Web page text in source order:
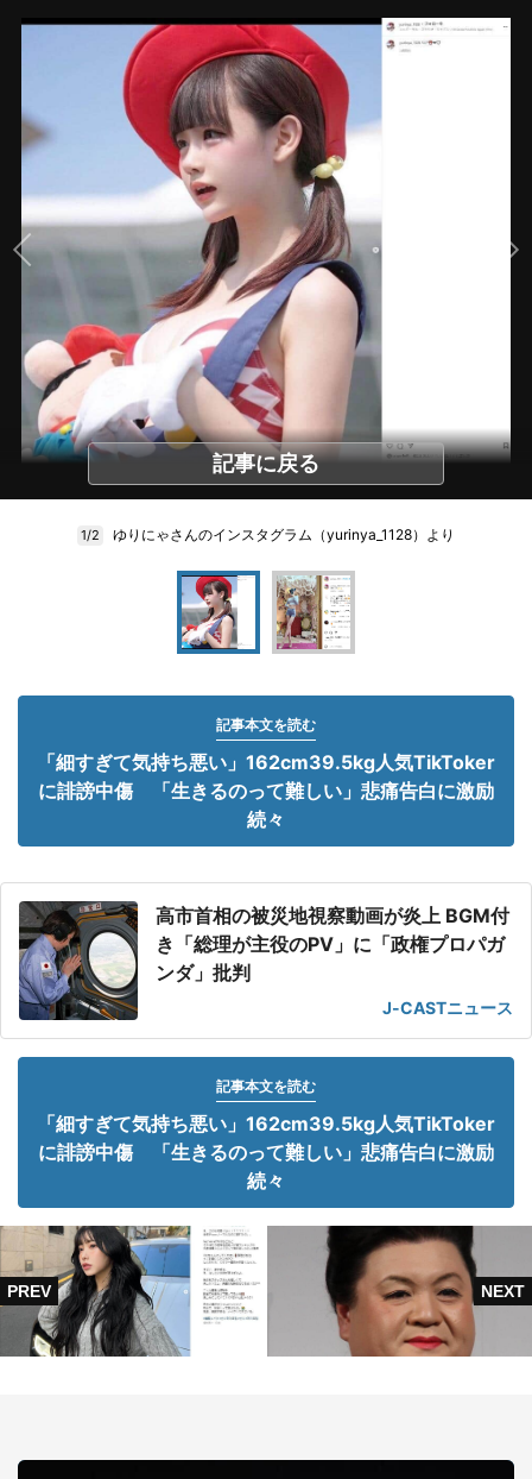
記事に戻る
1/2 ゆりにゃさんのインスタグラム（yurinya_1128）より
記事本文を読む
「細すぎて気持ち悪い」162cm39.5kg人気TikToker
に誹謗中傷 「生きるのって難しい」悲痛告白に激励
続々
高市首相の被災地視察動画が炎上 BGM付
き「総理が主役のPV」に「政権プロパガ
ンダ」批判
J-CASTニュース
記事本文を読む
「細すぎて気持ち悪い」162cm39.5kg人気TikToker
に誹謗中傷 「生きるのって難しい」悲痛告白に激励
続々